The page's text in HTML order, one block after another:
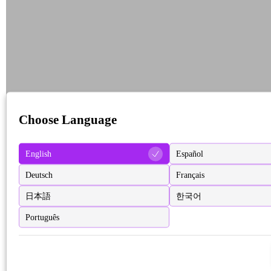
Choose Language
English Español
Deutsch Français
日本語 한국어
Português